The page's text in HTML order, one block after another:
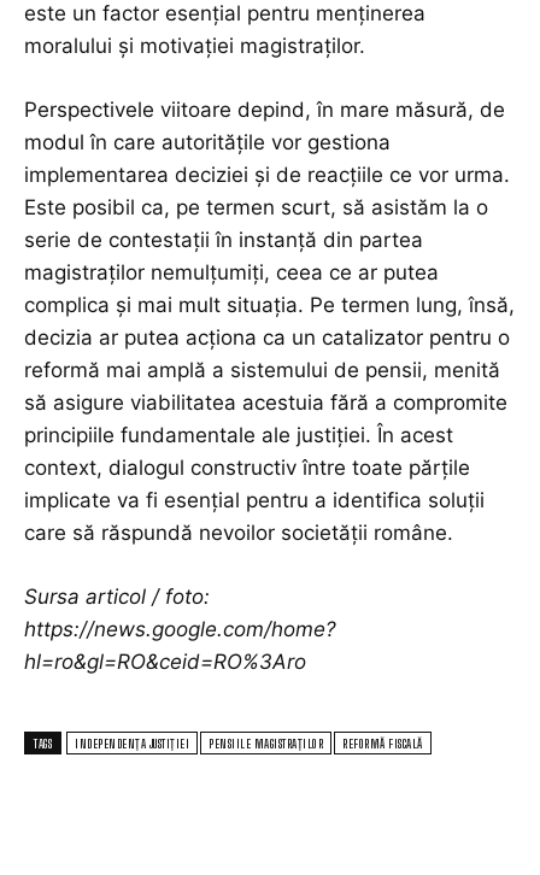
este un factor esențial pentru menținerea
moralului și motivației magistraților.
Perspectivele viitoare depind, în mare măsură, de
modul în care autoritățile vor gestiona
implementarea deciziei și de reacțiile ce vor urma.
Este posibil ca, pe termen scurt, să asistăm la o
serie de contestații în instanță din partea
magistraților nemulțumiți, ceea ce ar putea
complica și mai mult situația. Pe termen lung, însă,
decizia ar putea acționa ca un catalizator pentru o
reformă mai amplă a sistemului de pensii, menită
să asigure viabilitatea acestuia fără a compromite
principiile fundamentale ale justiției. În acest
context, dialogul constructiv între toate părțile
implicate va fi esențial pentru a identifica soluții
care să răspundă nevoilor societății române.
Sursa articol / foto:
https://news.google.com/home?
hl=ro&gl=RO&ceid=RO%3Aro
TAGS INDEPENDENȚA JUSTIȚIEI PENSIILE MAGISTRAȚILOR REFORMĂ FISCALĂ